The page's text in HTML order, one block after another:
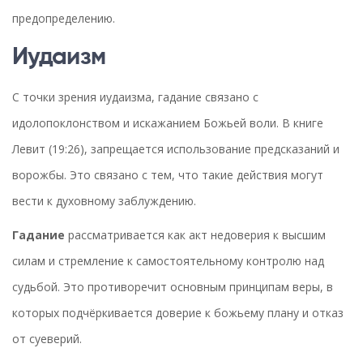
предопределению.
Иудаизм
С точки зрения иудаизма, гадание связано с
идолопоклонством и искажанием Божьей воли. В книге
Левит (19:26), запрещается использование предсказаний и
ворожбы. Это связано с тем, что такие действия могут
вести к духовному заблуждению.
Гадание рассматривается как акт недоверия к высшим
силам и стремление к самостоятельному контролю над
судьбой. Это противоречит основным принципам веры, в
которых подчёркивается доверие к божьему плану и отказ
от суеверий.